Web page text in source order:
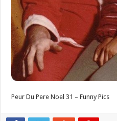
Peur Du Pere Noel 31 – Funny Pics